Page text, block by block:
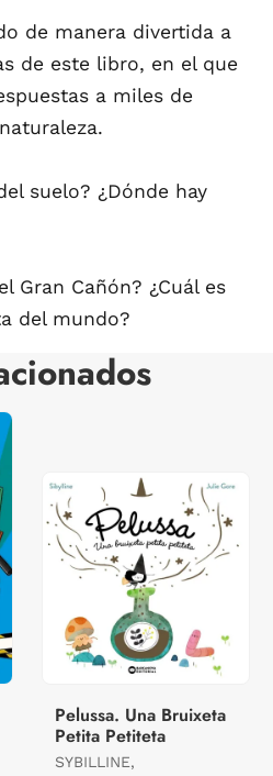
de manera divertida a
de este libro, en el que
a miles de
suelo? ¿Dónde hay
Gran Cañón? ¿Cuál es
del mundo?
Pelussa. Una Bruixeta
Petita Petiteta
SYBILLINE,